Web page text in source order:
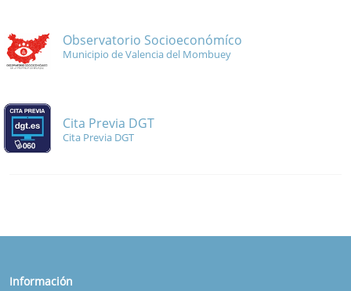
Observatorio Socioeconómíco
Municipio de Valencia del Mombuey
Cita Previa DGT
Cita Previa DGT
Información